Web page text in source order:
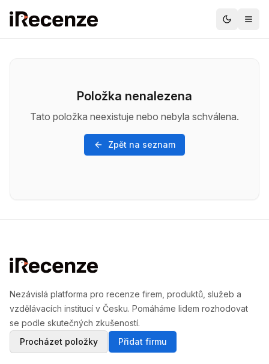
Položka nenalezena
Tato položka neexistuje nebo nebyla schválena.
Zpět na seznam
Nezávislá platforma pro recenze firem, produktů, služeb a
vzdělávacích institucí v Česku. Pomáháme lidem rozhodovat
se podle skutečných zkušeností.
Procházet položky
Přidat firmu